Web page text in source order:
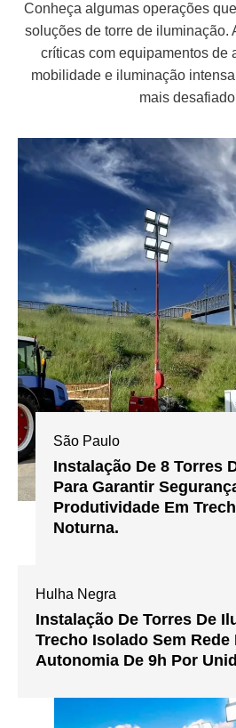
Conheça algumas operações
soluções de torre de iluminação.
críticas com equipamentos de
mobilidade e iluminação
mais
São Paulo
Instalação De 8 Torres
Para Garantir
Produtividade Em
Noturna.
Hulha Negra
Instalação De Torres De
Trecho Isolado Sem Rede
Autonomia De 9h Por